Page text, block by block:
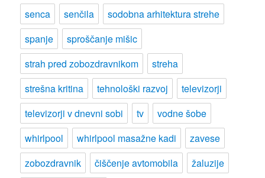
senca
senčila
sodobna arhitektura strehe
spanje
sproščanje mišic
strah pred zobozdravnikom
streha
strešna kritina
tehnološki razvoj
televizorji
televizorji v dnevni sobi
tv
vodne šobe
whirlpool
whirlpool masažne kadi
zavese
zobozdravnik
čiščenje avtomobila žaluzije